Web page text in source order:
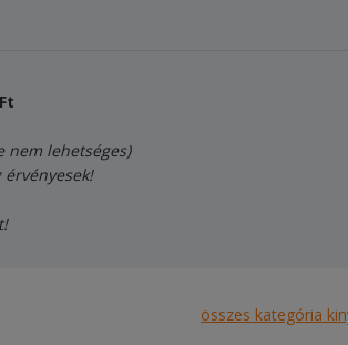
Ft
nem lehetséges)
összes kategória